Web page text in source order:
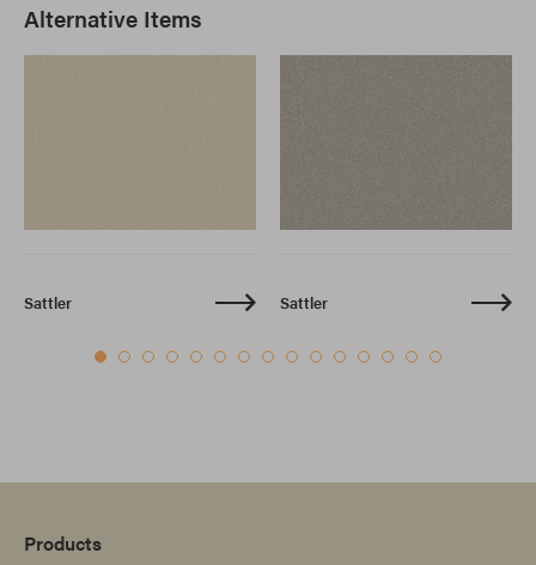
Alternative Items
Sattler Sattler
Products